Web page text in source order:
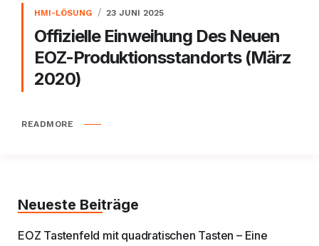
HMI-LÖSUNG 23 JUNI 2025
Offizielle Einweihung Des Neuen
EOZ-Produktionsstandorts (März
2020)
READMORE
Neueste Beiträge
EOZ Tastenfeld mit quadratischen Tasten – Eine